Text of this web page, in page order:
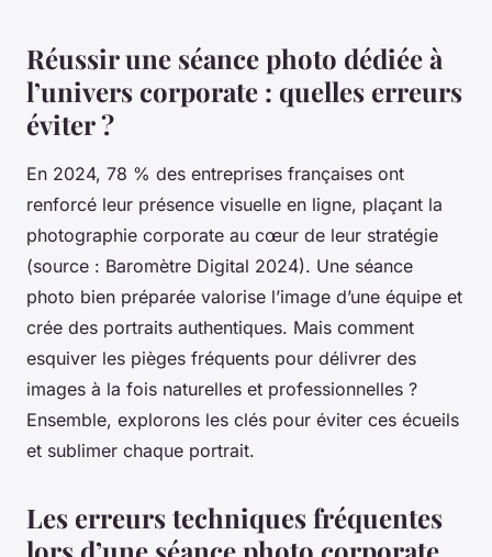
Réussir une séance photo dédiée à
l’univers corporate : quelles erreurs
éviter ?
En 2024, 78 % des entreprises françaises ont
renforcé leur présence visuelle en ligne, plaçant la
photographie corporate au cœur de leur stratégie
(source : Baromètre Digital 2024). Une séance
photo bien préparée valorise l’image d’une équipe et
crée des portraits authentiques. Mais comment
esquiver les pièges fréquents pour délivrer des
images à la fois naturelles et professionnelles ?
Ensemble, explorons les clés pour éviter ces écueils
et sublimer chaque portrait.
Les erreurs techniques fréquentes